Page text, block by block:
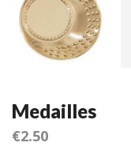
Medailles
€2.50